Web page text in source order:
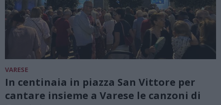
VARESE
In centinaia in piazza San Vittore per
cantare insieme a Varese le canzoni di